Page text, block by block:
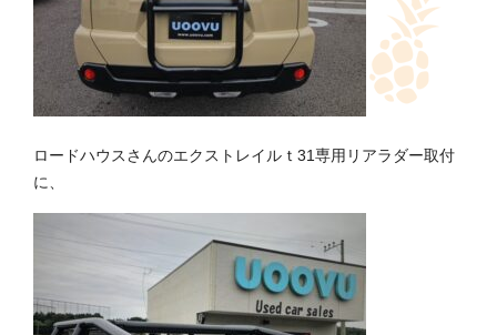
ロードハウスさんのエクストレイルｔ31専用リアラダー取付
に、